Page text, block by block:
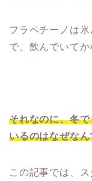
フラペチーノは
で、飲んでいてか
それなのに、冬
いるのはなぜな
この記事では、